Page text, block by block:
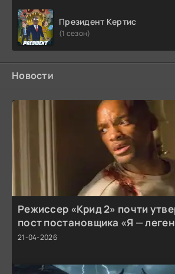
Президент Кертис
(1 сезон)
Новости
Режиссер «Крид 2» почти
пост постановщика «Я —
21-04-2026